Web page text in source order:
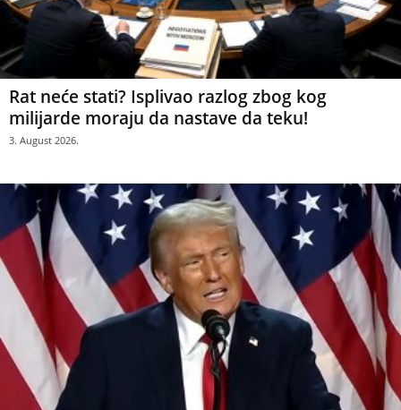
Rat neće stati? Isplivao razlog zbog kog
milijarde moraju da nastave da teku!
3. August 2026.